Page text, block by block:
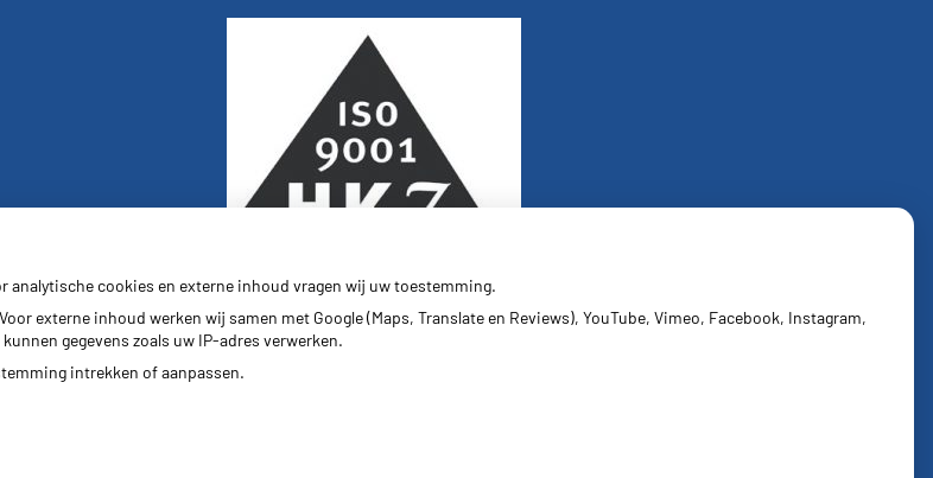
analytische cookies en externe inhoud vragen wij uw toestemming.
externe inhoud werken wij samen met Google (Maps, Translate en Reviews), YouTube, Vimeo, Facebook, Instagram,
gegevens zoals uw IP-adres verwerken.
intrekken of aanpassen.